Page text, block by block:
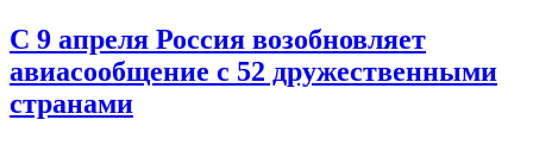
С 9 апреля Россия возобновляет
авиасообщение с 52 дружественными
странами